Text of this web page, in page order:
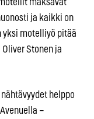
maksavat
ja kaikki on
yksi motelliyö pitää
Stonen ja
helppo
–